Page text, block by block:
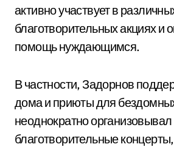
активно участвует в
благотворительных акциях и
помощь нуждающимся.
В частности, Задорнов
дома и приюты для
неоднократно организовывал
благотворительные